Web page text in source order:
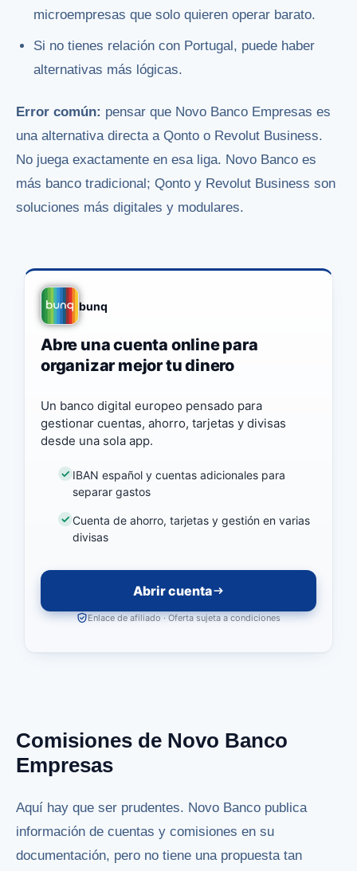
microempresas que solo quieren operar barato.
Si no tienes relación con Portugal, puede haber
alternativas más lógicas.
Error común: pensar que Novo Banco Empresas es
una alternativa directa a Qonto o Revolut Business.
No juega exactamente en esa liga. Novo Banco es
más banco tradicional; Qonto y Revolut Business son
soluciones más digitales y modulares.
bunq
Abre una cuenta online para
organizar mejor tu dinero
Un banco digital europeo pensado para
gestionar cuentas, ahorro, tarjetas y divisas
desde una sola app.
IBAN español y cuentas adicionales para
separar gastos
Cuenta de ahorro, tarjetas y gestión en varias
divisas
Abrir cuenta
Enlace de afiliado · Oferta sujeta a condiciones
Comisiones de Novo Banco
Empresas
Aquí hay que ser prudentes. Novo Banco publica
información de cuentas y comisiones en su
documentación, pero no tiene una propuesta tan